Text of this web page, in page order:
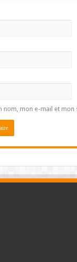
nom, mon e-mail et